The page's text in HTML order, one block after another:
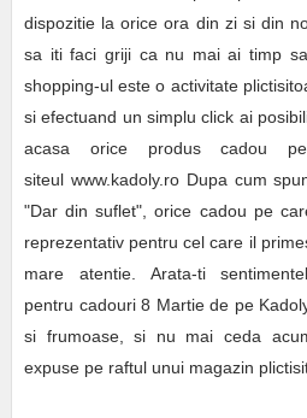
dispozitie la orice ora din zi si din
sa iti faci griji ca nu mai ai timp
shopping-ul este o activitate
si efectuand un simplu click ai
acasa orice produs
siteul www.kadoly.ro Dupa cum
"Dar din suflet", orice cadou pe
reprezentativ pentru cel care il
mare atentie. Arata-ti
pentru cadouri 8 Martie de pe
si frumoase, si nu mai ceda
expuse pe raftul unui magazin